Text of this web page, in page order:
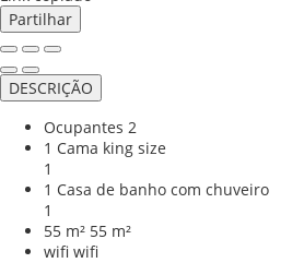
Partilhar
DESCRIÇÃO
Ocupantes 2
1 Cama king size
1
1 Casa de banho com chuveiro
1
55 m² 55 m²
wifi wifi